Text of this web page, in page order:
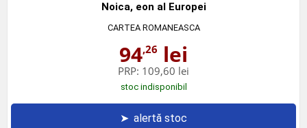
Noica, eon al Europei
CARTEA ROMANEASCA
94,26 lei
PRP: 109,60 lei
stoc indisponibil
➤ alertă stoc